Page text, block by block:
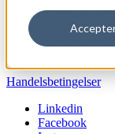
Handelsbetingelser
Linkedin
Facebook